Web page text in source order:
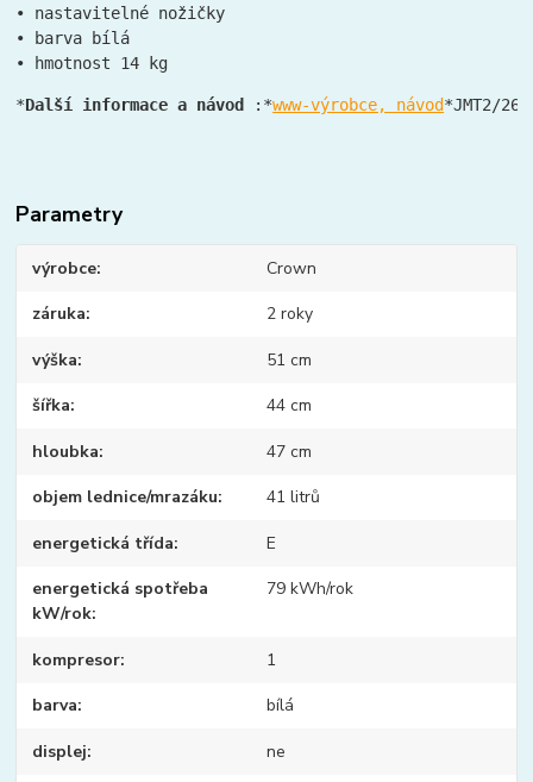
• nastavitelné nožičky
• barva bílá
• hmotnost 14 kg
*Další informace a návod :*www-výrobce, návod*JMT2/
Parametry
výrobce Crown
záruka 2 roky
výška 51 cm
šířka 44 cm
hloubka 47 cm
objem lednice/mrazáku 41 litrů
energetická třída E
energetická spotřeba
kW/rok
79 kWh/rok
kompresor 1
barva bílá
displej ne